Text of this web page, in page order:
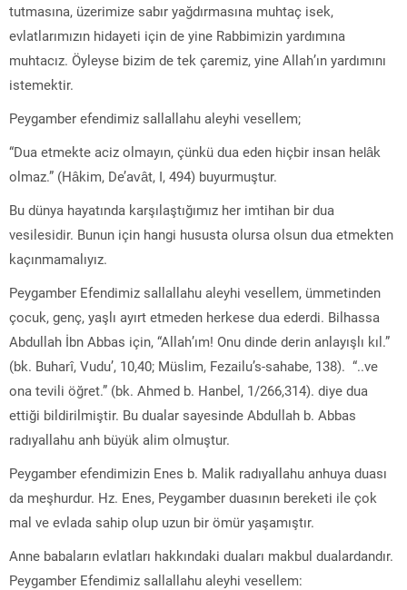
tutmasına, üzerimize sabır yağdırmasına muhtaç isek,
evlatlarımızın hidayeti için de yine Rabbimizin yardımına
muhtacız. Öyleyse bizim de tek çaremiz, yine Allah’ın yardımını
istemektir.
Peygamber efendimiz sallallahu aleyhi vesellem;
“Dua etmekte aciz olmayın, çünkü dua eden hiçbir insan helâk
olmaz.” (Hâkim, De’avât, I, 494) buyurmuştur.
Bu dünya hayatında karşılaştığımız her imtihan bir dua
vesilesidir. Bunun için hangi hususta olursa olsun dua etmekten
kaçınmamalıyız.
Peygamber Efendimiz sallallahu aleyhi vesellem, ümmetinden
çocuk, genç, yaşlı ayırt etmeden herkese dua ederdi. Bilhassa
Abdullah İbn Abbas için, “Allah’ım! Onu dinde derin anlayışlı kıl.”
(bk. Buharî, Vudu’, 10,40; Müslim, Fezailu’s-sahabe, 138). “..ve
ona tevili öğret.” (bk. Ahmed b. Hanbel, 1/266,314). diye dua
ettiği bildirilmiştir. Bu dualar sayesinde Abdullah b. Abbas
radıyallahu anh büyük alim olmuştur.
Peygamber efendimizin Enes b. Malik radıyallahu anhuya duası
da meşhurdur. Hz. Enes, Peygamber duasının bereketi ile çok
mal ve evlada sahip olup uzun bir ömür yaşamıştır.
Anne babaların evlatları hakkındaki duaları makbul dualardandır.
Peygamber Efendimiz sallallahu aleyhi vesellem: